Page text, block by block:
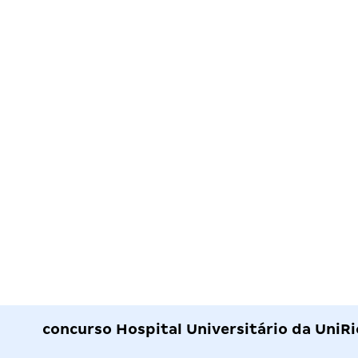
concurso Hospital Universitário da